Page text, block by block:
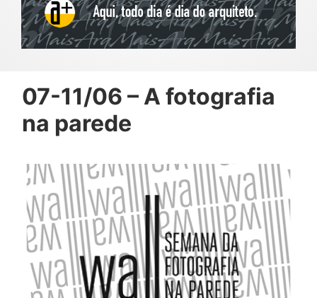
07-11/06 – A fotografia
na parede